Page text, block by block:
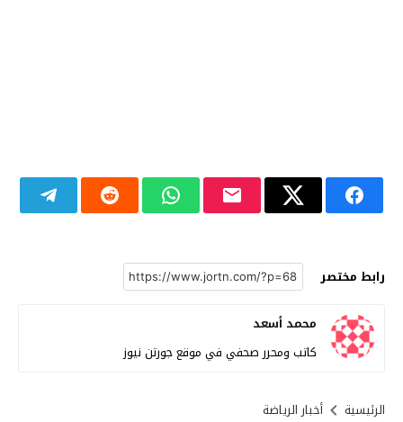
رابط مختصر
محمد أسعد
كاتب ومحرر صحفي في موقع جورتن نيوز
الرئيسية أخبار الرياضة